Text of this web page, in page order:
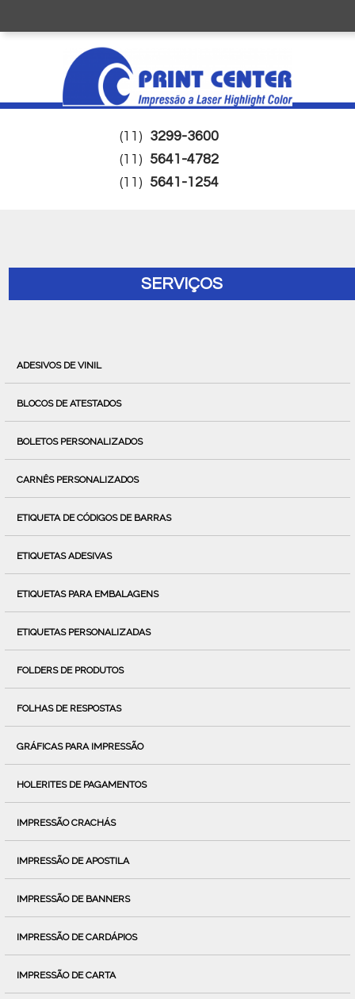
(11) 3299-3600
(11) 5641-4782
(11) 5641-1254
SERVIÇOS
ADESIVOS DE VINIL
BLOCOS DE ATESTADOS
BOLETOS PERSONALIZADOS
CARNÊS PERSONALIZADOS
ETIQUETA DE CÓDIGOS DE BARRAS
ETIQUETAS ADESIVAS
ETIQUETAS PARA EMBALAGENS
ETIQUETAS PERSONALIZADAS
FOLDERS DE PRODUTOS
FOLHAS DE RESPOSTAS
GRÁFICAS PARA IMPRESSÃO
HOLERITES DE PAGAMENTOS
IMPRESSÃO CRACHÁS
IMPRESSÃO DE APOSTILA
IMPRESSÃO DE BANNERS
IMPRESSÃO DE CARDÁPIOS
IMPRESSÃO DE CARTA